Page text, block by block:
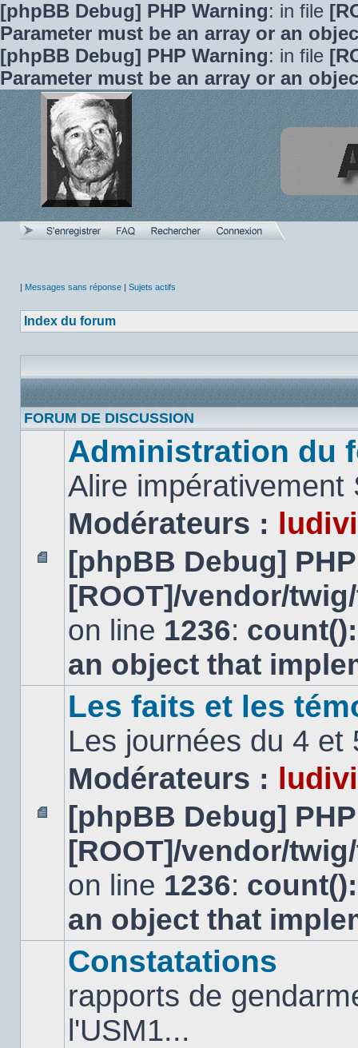
[phpBB Debug] PHP Warning: in file
Parameter must be an array or an
[phpBB Debug] PHP Warning: in file
Parameter must be an array or an
| Messages sans réponse | Sujets actifs
Index du forum
FORUM DE DISCUSSION
Aucun
message
non
Administration du
Alire impérativement
Modérateurs :
[phpBB Debug]
[ROOT]/vendor/
on line 1236:
an object that
Aucun
message
non
Les faits et les
Les journées du 4 et
Modérateurs :
[phpBB Debug]
[ROOT]/vendor/
on line 1236:
an object that
Constatations
rapports de
l'USM1...